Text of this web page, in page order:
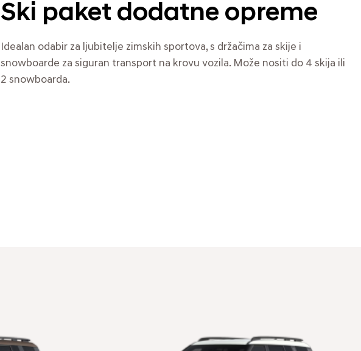
Ski paket dodatne opreme
Idealan odabir za ljubitelje zimskih sportova, s držačima za skije i
snowboarde za siguran transport na krovu vozila. Može nositi do 4 skija ili
2 snowboarda.